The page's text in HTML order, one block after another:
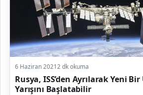
6 Haziran 20212 dk okuma
Rusya, ISS’den Ayrılarak Yeni Bir
Yarışını Başlatabilir